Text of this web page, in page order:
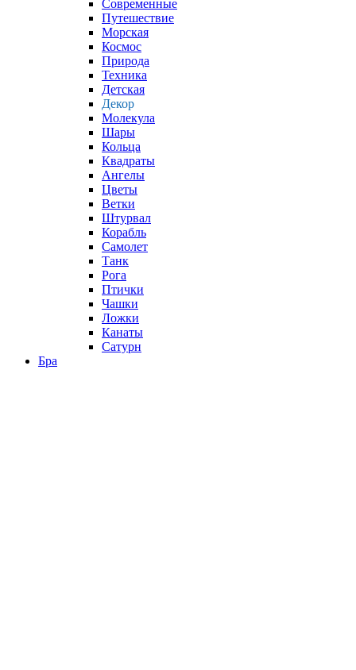
Современные
Путешествие
Морская
Космос
Природа
Техника
Детская
Декор
Молекула
Шары
Кольца
Квадраты
Ангелы
Цветы
Ветки
Штурвал
Корабль
Самолет
Танк
Рога
Птички
Чашки
Ложки
Канаты
Сатурн
Бра